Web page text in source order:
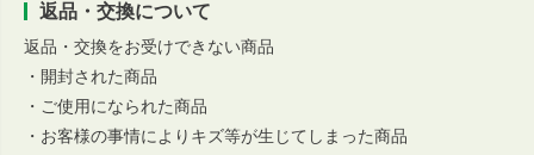
返品・交換について
返品・交換をお受けできない商品
・開封された商品
・ご使用になられた商品
・お客様の事情によりキズ等が生じてしまった商品